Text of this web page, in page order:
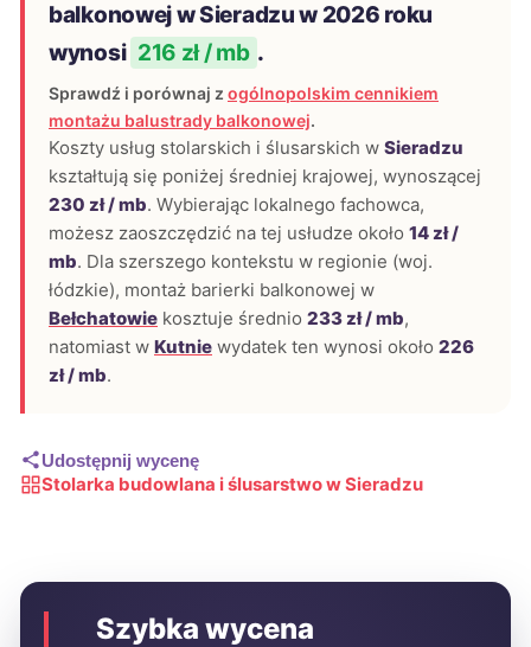
balkonowej w Sieradzu w 2026 roku
wynosi 216 zł / mb .
Sprawdź i porównaj z ogólnopolskim cennikiem
montażu balustrady balkonowej.
Koszty usług stolarskich i ślusarskich w Sieradzu
kształtują się poniżej średniej krajowej, wynoszącej
230 zł / mb. Wybierając lokalnego fachowca,
możesz zaoszczędzić na tej usłudze około 14 zł /
mb. Dla szerszego kontekstu w regionie (woj.
łódzkie), montaż barierki balkonowej w
Bełchatowie kosztuje średnio 233 zł / mb,
natomiast w Kutnie wydatek ten wynosi około 226
zł / mb.
Udostępnij wycenę
Stolarka budowlana i ślusarstwo w Sieradzu
Szybka wycena